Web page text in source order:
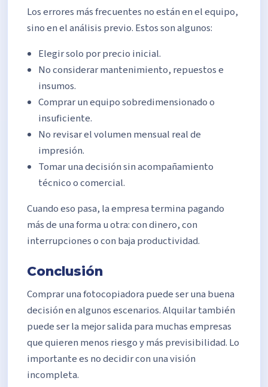
Los errores más frecuentes no están en el equipo,
sino en el análisis previo. Estos son algunos:
Elegir solo por precio inicial.
No considerar mantenimiento, repuestos e
insumos.
Comprar un equipo sobredimensionado o
insuficiente.
No revisar el volumen mensual real de
impresión.
Tomar una decisión sin acompañamiento
técnico o comercial.
Cuando eso pasa, la empresa termina pagando
más de una forma u otra: con dinero, con
interrupciones o con baja productividad.
Conclusión
Comprar una fotocopiadora puede ser una buena
decisión en algunos escenarios. Alquilar también
puede ser la mejor salida para muchas empresas
que quieren menos riesgo y más previsibilidad. Lo
importante es no decidir con una visión
incompleta.